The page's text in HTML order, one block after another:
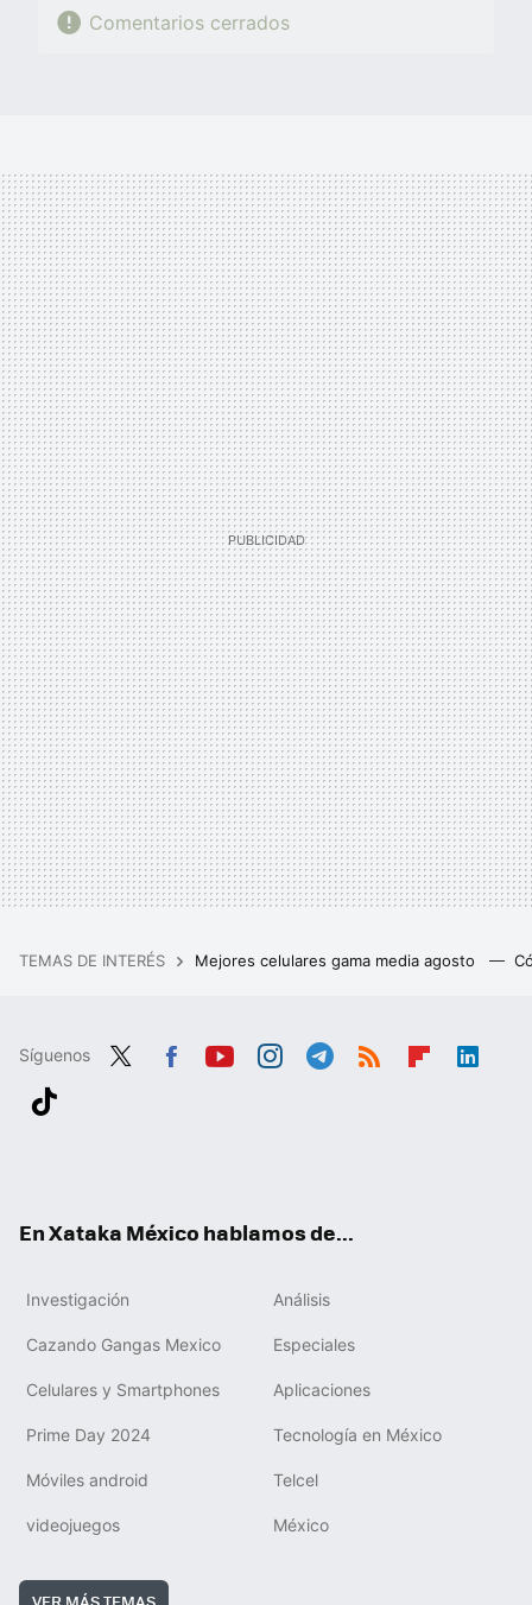
Comentarios cerrados
TEMAS DE INTERÉS Mejores celulares gama media agosto
Síguenos
En Xataka México hablamos de...
Investigación Análisis
Cazando Gangas Mexico Especiales
Celulares y Smartphones Aplicaciones
Prime Day 2024 Tecnología en México
Móviles android Telcel
videojuegos México